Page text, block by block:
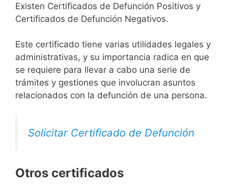
Existen Certificados de Defunción Positivos y
Certificados de Defunción Negativos.
Este certificado tiene varias utilidades legales y
administrativas, y su importancia radica en que
se requiere para llevar a cabo una serie de
trámites y gestiones que involucran asuntos
relacionados con la defunción de una persona.
Solicitar Certificado de Defunción
Otros certificados